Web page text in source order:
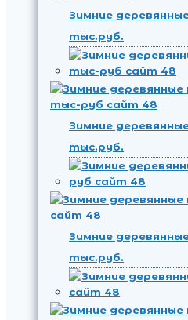
Зимние
тыс.руб.
Зимние
тыс.руб.
Зимние
тыс.руб.